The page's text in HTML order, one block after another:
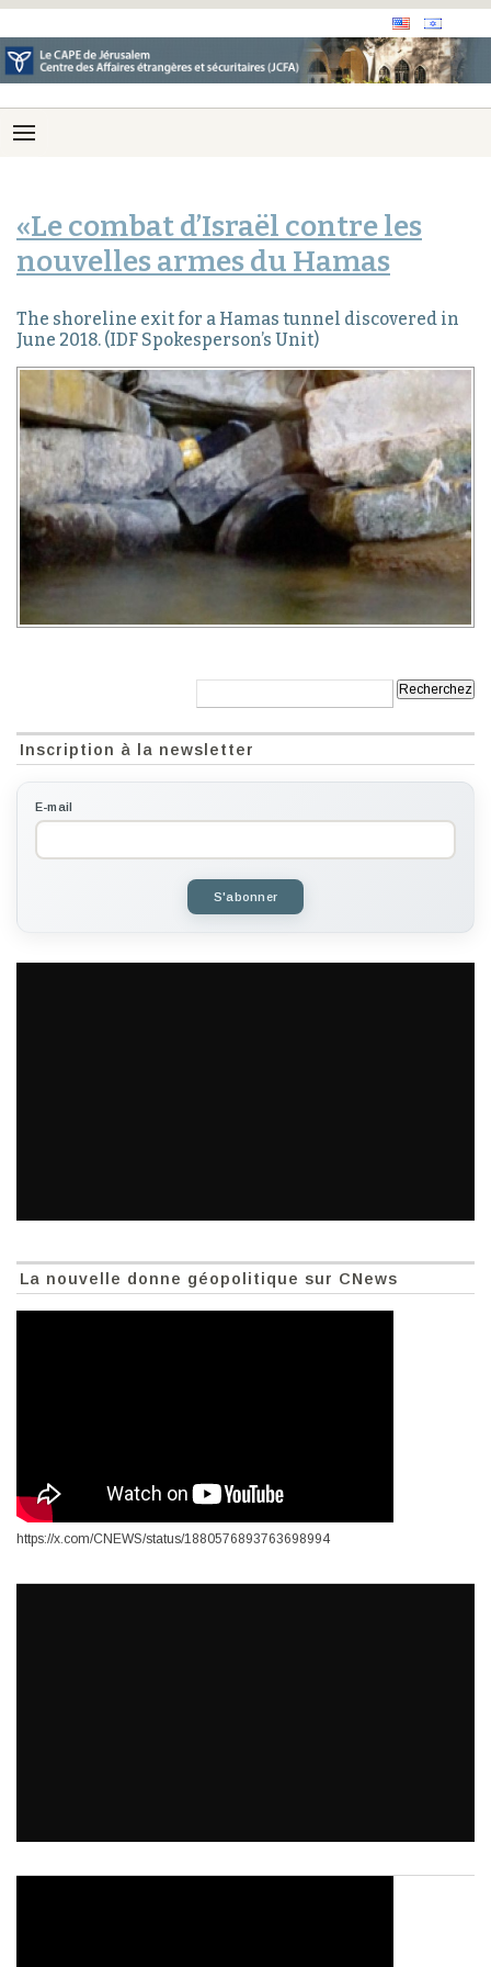
«Le combat d’Israël contre les
nouvelles armes du Hamas
The shoreline exit for a Hamas tunnel discovered in
June 2018. (IDF Spokesperson’s Unit)
Inscription à la newsletter
E-mail
S'abonner
La nouvelle donne géopolitique sur CNews
https://x.com/CNEWS/status/1880576893763698994